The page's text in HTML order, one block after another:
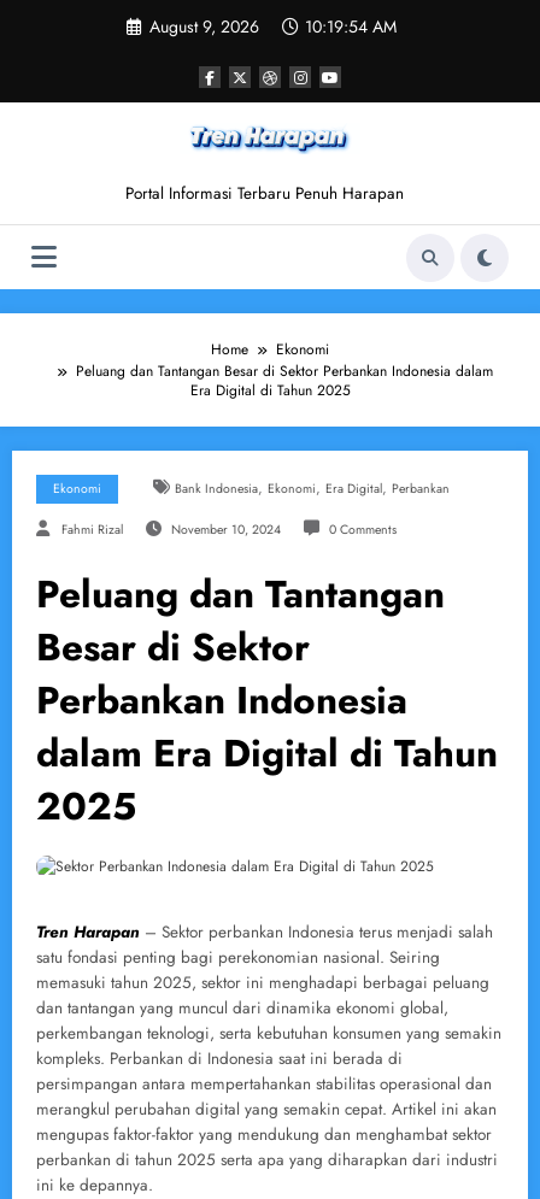
August 9, 2026 10:19:55 AM
Portal Informasi Terbaru Penuh Harapan
Home
Ekonomi
Peluang dan Tantangan Besar di Sektor Perbankan Indonesia dalam
Era Digital di Tahun 2025
Ekonomi Bank Indonesia, Ekonomi, Era Digital, Perbankan
Fahmi Rizal November 10, 2024 0 Comments
Peluang dan Tantangan
Besar di Sektor
Perbankan Indonesia
dalam Era Digital di Tahun
2025
Tren Harapan – Sektor perbankan Indonesia terus menjadi salah
satu fondasi penting bagi perekonomian nasional. Seiring
memasuki tahun 2025, sektor ini menghadapi berbagai peluang
dan tantangan yang muncul dari dinamika ekonomi global,
perkembangan teknologi, serta kebutuhan konsumen yang semakin
kompleks. Perbankan di Indonesia saat ini berada di
persimpangan antara mempertahankan stabilitas operasional dan
merangkul perubahan digital yang semakin cepat. Artikel ini akan
mengupas faktor-faktor yang mendukung dan menghambat sektor
perbankan di tahun 2025 serta apa yang diharapkan dari industri
ini ke depannya.